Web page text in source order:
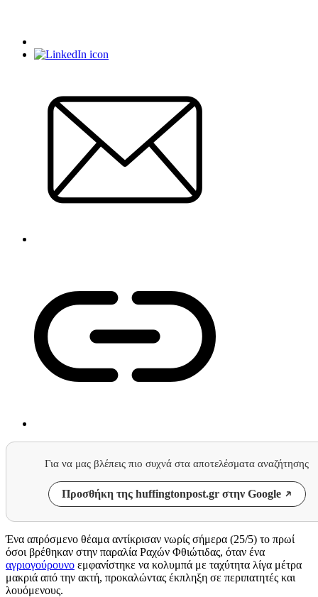
Για να μας βλέπεις πιο συχνά στα αποτελέσματα αναζήτησης
Προσθήκη της huffingtonpost.gr στην Google
Ένα απρόσμενο θέαμα αντίκρισαν νωρίς σήμερα (25/5) το πρωί
όσοι βρέθηκαν στην παραλία Ραχών Φθιώτιδας, όταν ένα
αγριογούρουνο εμφανίστηκε να κολυμπά με ταχύτητα λίγα μέτρα
μακριά από την ακτή, προκαλώντας έκπληξη σε περιπατητές και
λουόμενους.